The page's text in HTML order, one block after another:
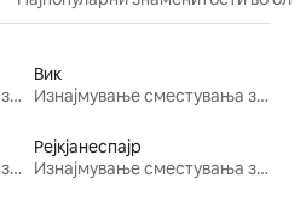
Изнајмување сместувања за одмор
Вик
Изнајмување сместувања за одмор
Изнајмување сместувања за одмор
Рејкјанеспајр
Изнајмување сместувања за одмор